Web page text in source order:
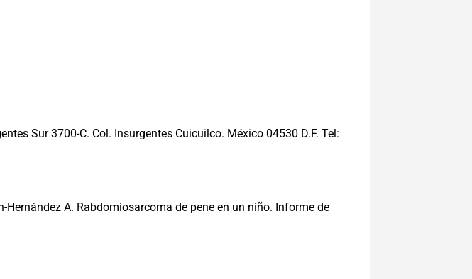
Sur 3700-C. Col. Insurgentes Cuicuilco. México 04530 D.F. Tel:
Hernández A. Rabdomiosarcoma de pene en un niño. Informe de